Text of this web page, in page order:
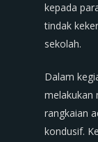
kepada
tindak
sekolah.
Dalam
melakukan
rangkaian
kondusif.